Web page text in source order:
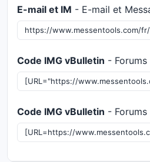
E-mail et IM - E-mail et
Code IMG vBulletin -
Code IMG vBulletin -